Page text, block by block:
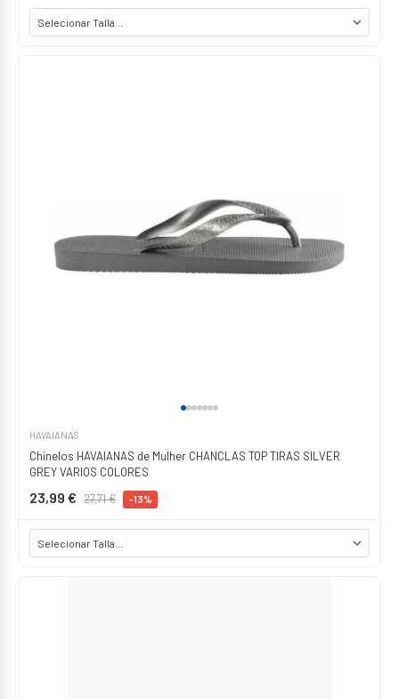
HAVAIANAS
Chinelos HAVAIANAS de Mulher CHANCLAS TOP TIRAS SILVER
GREY VARIOS COLORES
23,99 € 27,71 € -13%